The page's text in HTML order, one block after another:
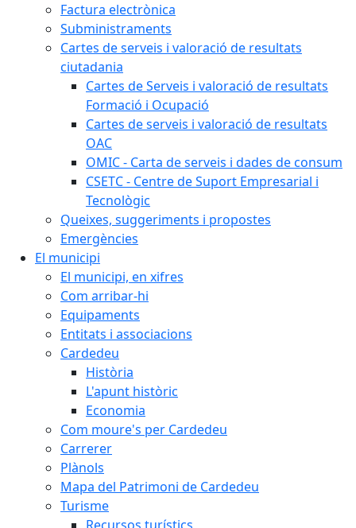
Factura electrònica
Subministraments
Cartes de serveis i valoració de resultats
ciutadania
Cartes de Serveis i valoració de resultats
Formació i Ocupació
Cartes de serveis i valoració de resultats
OAC
OMIC - Carta de serveis i dades de consum
CSETC - Centre de Suport Empresarial i
Tecnològic
Queixes, suggeriments i propostes
Emergències
El municipi
El municipi, en xifres
Com arribar-hi
Equipaments
Entitats i associacions
Cardedeu
Història
L'apunt històric
Economia
Com moure's per Cardedeu
Carrerer
Plànols
Mapa del Patrimoni de Cardedeu
Turisme